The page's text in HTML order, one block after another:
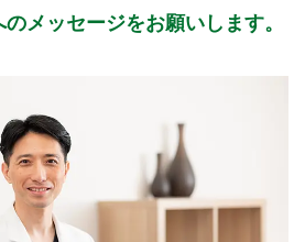
メッセージをお願いします。